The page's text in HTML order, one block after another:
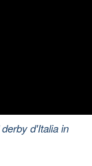
d'Italia in